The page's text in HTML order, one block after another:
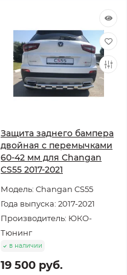
Защита заднего бампера
двойная с перемычками
60-42 мм для Changan
CS55 2017-2021
Модель: Changan CS55
Года выпуска: 2017-2021
Производитель: ЮКО-
Тюнинг
в наличии
19 500 руб.